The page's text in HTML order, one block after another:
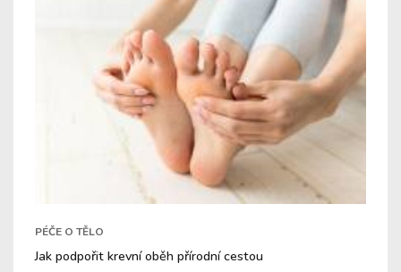
PÉČE O TĚLO
Jak podpořit krevní oběh přírodní cestou